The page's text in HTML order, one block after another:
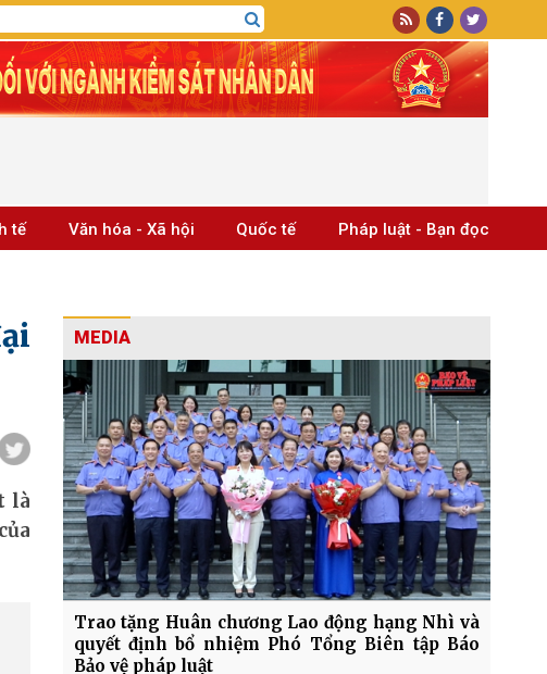
tế Văn hóa - Xã hội Quốc tế Pháp luật - Bạn đọc
là
MEDIA
Trao tặng Huân chương Lao động hạng Nhì và
quyết định bổ nhiệm Phó Tổng Biên tập Báo
Bảo vệ pháp luật